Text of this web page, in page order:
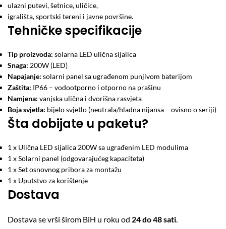
ulazni putevi, šetnice, uličice,
igrališta, sportski tereni i javne površine.
Tehničke specifikacije
Tip proizvoda: solarna LED ulična sijalica
Snaga: 200W (LED)
Napajanje: solarni panel sa ugrađenom punjivom baterijom
Zaštita: IP66 – vodootporno i otporno na prašinu
Namjena: vanjska ulična i dvorišna rasvjeta
Boja svjetla: bijelo svjetlo (neutrala/hladna nijansa – ovisno o seriji)
Šta dobijate u paketu?
1 x Ulična LED sijalica 200W sa ugrađenim LED modulima
1 x Solarni panel (odgovarajućeg kapaciteta)
1 x Set osnovnog pribora za montažu
1 x Uputstvo za korištenje
Dostava
Dostava se vrši širom BiH u roku od 24 do 48 sati.